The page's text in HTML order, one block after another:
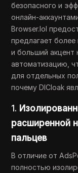
безопасного и
онлайн-
Browser.lol
предлагает
и больший акцент
автоматизацию,
для отдельных
почему DICloak
1.
расширенной
пальцев
В отличие от
полностью